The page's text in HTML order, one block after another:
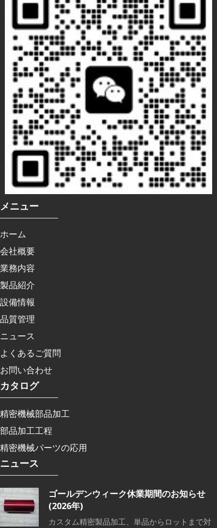
メニュー
ホーム
会社概要
業務内容
製品紹介
設備情報
品質管理
ニュース
よくあるご質問
お問い合わせ
カタログ
精密機械部品加工
部品加工工程
精密機械パーツの応用
ニュース
ゴールデンウィーク休業期間のお知らせ
(2026年)
カスタム精密製品加工、単品からロットまで対